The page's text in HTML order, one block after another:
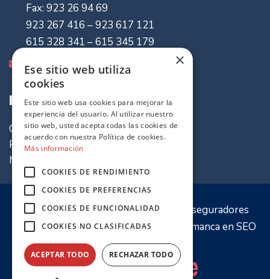
Fax: 923 26 94 69
923 267 416 – 923 617 121
615 328 341 – 615 345 179
info@mvaseguradores.com
Enlaces de Interes
Quiénes somos
Política de cookies
Mapa del sitio
© 2020 Sitio web propiedad de
MV Aseguradores
Optimización y desarrollo por PW SalamancaenSEO
Salamanca
×
Ese sitio web utiliza
cookies
Este sitio web usa cookies para mejorar la
experiencia del usuario. Al utilizar nuestro
sitio web, usted acepta todas las cookies de
acuerdo con nuestra Política de cookies.
Más información
COOKIES DE RENDIMIENTO
COOKIES DE PREFERENCIAS
COOKIES DE FUNCIONALIDAD
COOKIES NO CLASIFICADAS
ACEPTAR TODO RECHAZAR TODO